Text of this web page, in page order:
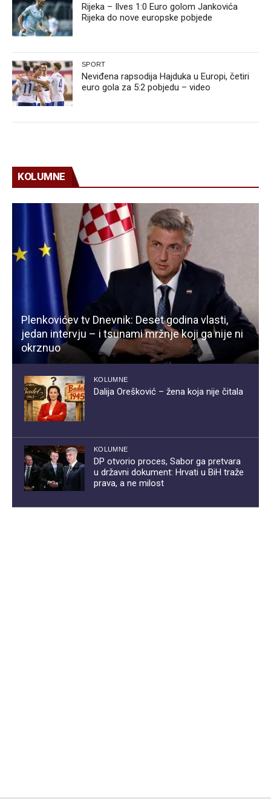
Rijeka – Ilves 1:0 Euro golom Jankovića
Rijeka do nove europske pobjede
SPORT
Neviđena rapsodija Hajduka u Europi, četiri
euro gola za 5:2 pobjedu – video
KOLUMNE
Plenkovićev tv Dnevnik: Deset godina vlasti,
jedan intervju – i tsunami mržnje koji ga nije ni
okrznuo
KOLUMNE
Dalija Orešković – žena koja nije čitala
KOLUMNE
DP otvorio proces, Sabor ga pretvara
u državni dokument: Hrvati u BiH traže
prava, a ne milost